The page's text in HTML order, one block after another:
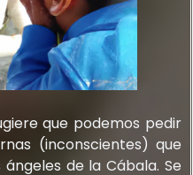
que podemos pedir
(inconscientes) que
de la Cábala. Se